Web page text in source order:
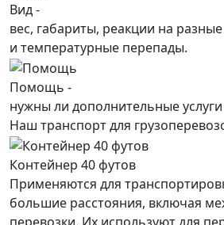
Вид -
вес, габариты, реакции на
и температурные перепады.
Помощь -
нужны ли дополнительные услуги
Наш транспорт для
Контейнер 40 футов
Применяются для
большие расстояния, включая